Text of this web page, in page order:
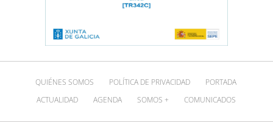
QUIÉNES SOMOS POLÍTICA DE PRIVACIDAD
PORTADA
ACTUALIDAD
AGENDA SOMOS + COMUNICADOS